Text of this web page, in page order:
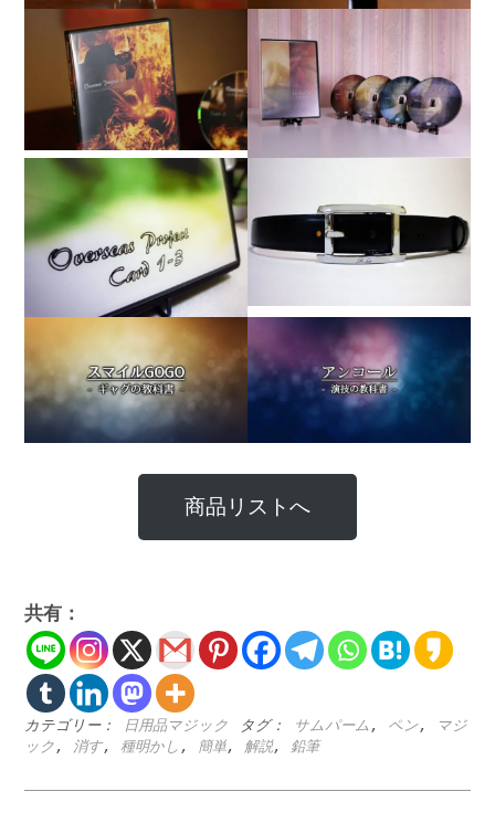
商品リストへ
共有：
カテゴリー： 日用品マジック タグ： サムパーム , ペン,
マジ
ック , 消す, 種明かし , 簡単, 解説, 鉛筆